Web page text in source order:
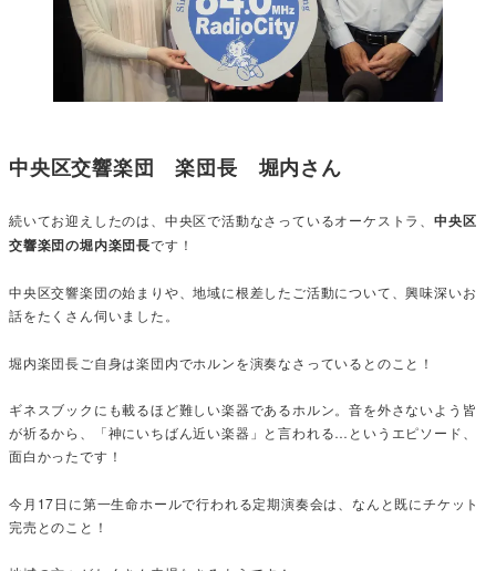
中央区交響楽団 楽団長 堀内さん
続いてお迎えしたのは、中央区で活動なさっているオーケストラ、 中央区
交響楽団の堀内楽団長です！
中央区交響楽団の始まりや、地域に根差したご活動について、興味深いお
話をたくさん伺いました。
堀内楽団長ご自身は楽団内でホルンを演奏なさっているとのこと！
ギネスブックにも載るほど難しい楽器であるホルン。音を外さないよう皆
が祈るから、「神にいちばん近い楽器」と言われる…というエピソード、
面白かったです！
今月17日に第一生命ホールで行われる定期演奏会は、なんと既にチケット
完売とのこと！